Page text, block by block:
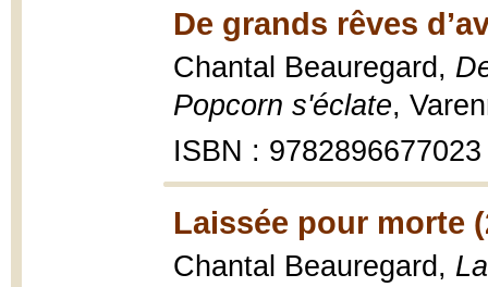
De grands rêves
Chantal Beauregard,
Popcorn s'éclate,
ISBN : 9782896677023
Laissée pour morte
Chantal Beauregard,